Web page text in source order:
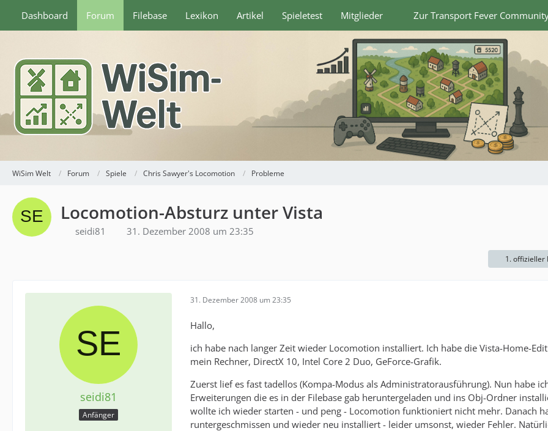
Dashboard Forum Filebase Lexikon Artikel Spieletest Mitglieder Zur Transport Fever
WiSim Welt Forum Spiele Chris Sawyer's Locomotion Probleme
Locomotion-Absturz unter Vista
seidi81 31. Dezember 2008 um 23:35
1. offizieller
seidi81
Anfänger
31. Dezember 2008 um 23:35
Hallo,
ich habe nach langer Zeit wieder Locomotion installiert. Ich habe die Vista-Home-
mein Rechner, DirectX 10, Intel Core 2 Duo, GeForce-Grafik.
Zuerst lief es fast tadellos (Kompa-Modus als Administratorausführung). Nun habe
Erweiterungen die es in der Filebase gab heruntergeladen und ins Obj-Ordner
wollte ich wieder starten - und peng - Locomotion funktioniert nicht mehr. Danach
runtergeschmissen und wieder neu installiert - leider umsonst, wieder Fehler.